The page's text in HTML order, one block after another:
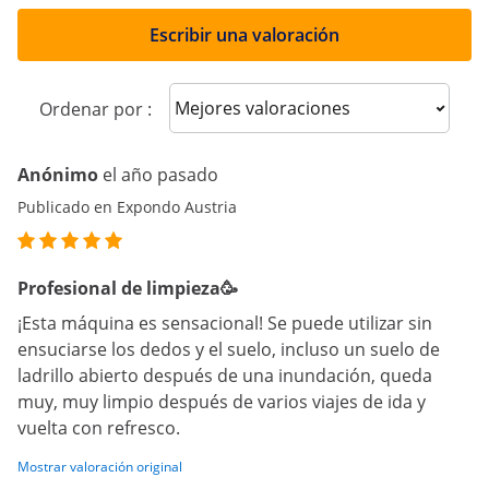
Escribir una valoración
Ordenar por : Sort reviews
Anónimo el año pasado
Publicado en Expondo Austria
Profesional de limpieza🥳
¡Esta máquina es sensacional! Se puede utilizar sin
ensuciarse los dedos y el suelo, incluso un suelo de
ladrillo abierto después de una inundación, queda
muy, muy limpio después de varios viajes de ida y
vuelta con refresco.
Mostrar valoración original